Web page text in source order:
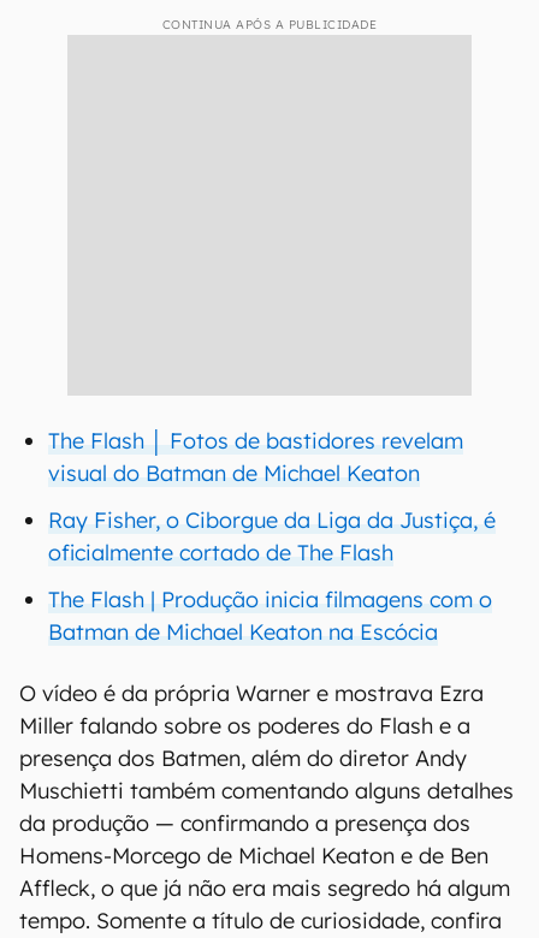
CONTINUA APÓS A PUBLICIDADE
The Flash │ Fotos de bastidores revelam
visual do Batman de Michael Keaton
Ray Fisher, o Ciborgue da Liga da Justiça, é
oficialmente cortado de The Flash
The Flash | Produção inicia filmagens com o
Batman de Michael Keaton na Escócia
O vídeo é da própria Warner e mostrava Ezra
Miller falando sobre os poderes do Flash e a
presença dos Batmen, além do diretor Andy
Muschietti também comentando alguns detalhes
da produção — confirmando a presença dos
Homens-Morcego de Michael Keaton e de Ben
Affleck, o que já não era mais segredo há algum
tempo. Somente a título de curiosidade, confira